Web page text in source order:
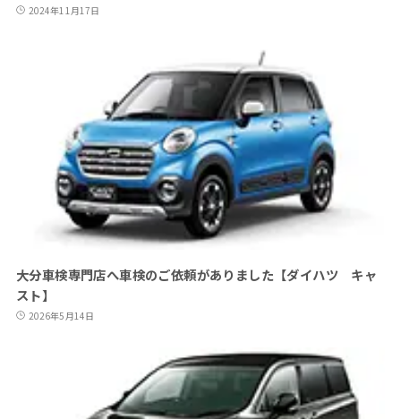
2024年11月17日
大分車検専門店へ車検のご依頼がありました【ダイハツ キャ
スト】
2026年5月14日